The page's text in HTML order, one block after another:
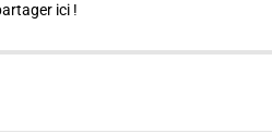
ici !